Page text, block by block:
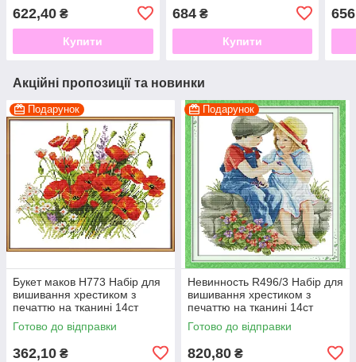
622,40 ₴
Купити
684₴
Купити
Акційні пропозиції та новинки
Подарунок
Букет маков H773 Набір для
вишивання хрестиком з
печаттю на тканині 14ст
Готово до відправки
362,10 ₴
Подарунок
Невинность R496/3 Набір для
вишивання хрестиком з
печаттю на тканині 14ст
Готово до відправки
820,80 ₴